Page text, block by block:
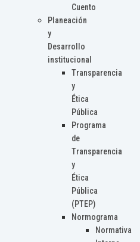
Cuento
Planeación
y
Desarrollo
institucional
Transparencia
y
Ética
Pública
Programa
de
Transparencia
y
Ética
Pública
(PTEP)
Normograma
Normativa